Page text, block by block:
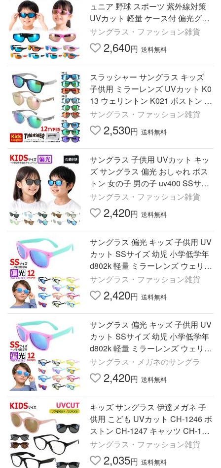
ュニア 野球 スポーツ 紫外線対策
UVカット 軽量 ケース付 偏光グラ
ス 小学生 こども 男の子 女の子 ア
ウトドア レジャー
サングラス・ファッション雑貨
2,640円 送料無料
スラッシャー サングラス キッズ
子供用 ミラーレンズ UVカット K0
13 ウェリントン K021 ボストン K
022 スクエア セルフレーム スポー
ツ ゆうパケット 送料無料
サングラス・ファッション雑貨
2,530円 送料無料
サングラス 子供用 UVカット キッ
ズ サングラス 偏光 おしゃれ ボス
トン 女の子 男の子 uv400 SSサイ
ズ leid171k 軽量 ミラー ライトカ
ラー レンズ
サングラス・ファッション雑貨
2,420円 送料無料
サングラス 偏光 キッズ 子供用 UV
カット SSサイズ 幼児 小学低学年
d802k 軽量 ミラーレンズ ウェリン
トン かわいい おしゃれ 釣り アウ
トドア レジャー
サングラス・ファッション雑貨
2,420円 送料無料
サングラス 偏光 キッズ 子供用 UV
カット SSサイズ 幼児 小学低学年
d802k 軽量 ミラーレンズ ウェリン
トン かわいい おしゃれ 釣り アウ
トドア レジャー
サングラス・メガネのサングラ
2,420円 送料無料
キッズ サングラス 伊達メガネ 子
供用 こども UVカット CH-1246 ボ
ストン CH-1247 キャッツ CH-123
0 ウェリントン カラーレンズ クリ
アレンズ 女の子 小学生
サングラス・ファッション雑貨
2,035円 送料無料